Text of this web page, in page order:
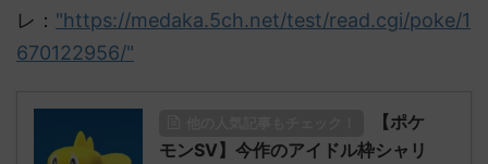
レ： "https://medaka.5ch.net/test/read.cgi/poke/1
670122956/"
【ポケ
モンSV】今作のアイドル枠シャリ